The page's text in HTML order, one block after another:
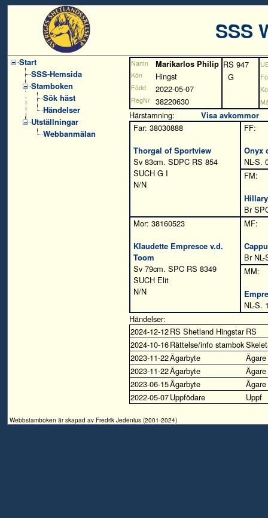
SSS
Start
SSS-Hemsida
Stamboken
Sök häst
Händelser
Utställningar
Webbanmälan
Namn Marikarlos Philip
Kön Hingst
Född 2022-05-07
RegNr 38220630
RS 947
G
Härstamning:
Visa avkommor
Far: 38030888
Thorgal of Sportview
Sv 83cm. SDPC RS 854
SUCH G I
N/N
FF:
Onyx
NL-S.
FM:
Br
Mor: 38160523
Klaudette Empresce v.d.
Toom
Sv 79cm. SPC RS 8349
SUCH Elit
N/N
MF:
Br
MM:
NL-S.
Händelser:
2024-12-12RS Shetland Hingstar RS
2024-10-16Rättelse/info stambok
2023-11-22Ägarbyte
Ägare
2023-11-22Ägarbyte
Ägare
2023-06-15Ägarbyte
Ägare
2022-05-07Uppfödare Uppf
Webbstamboken är skapad av Fredrik Jedenius (2001-2024)